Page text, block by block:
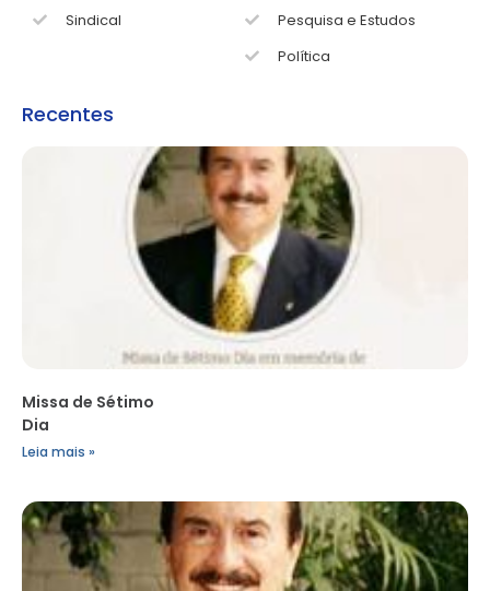
Sindical
Pesquisa e Estudos
Política
Recentes
Missa de Sétimo
Dia
Leia mais »